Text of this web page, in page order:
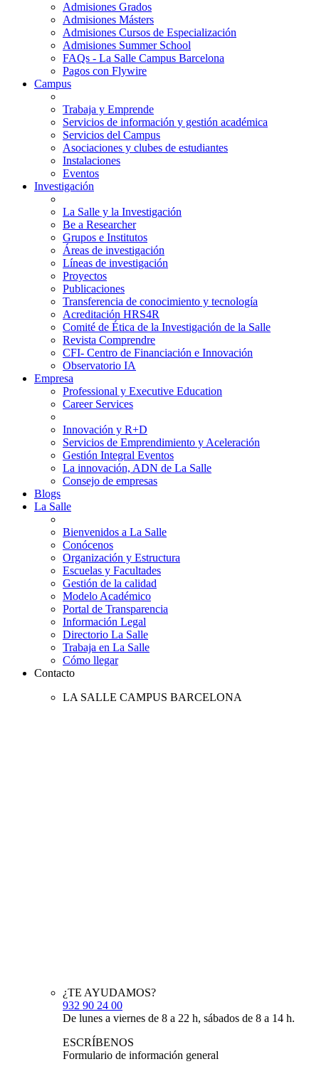
Admisiones Grados
Admisiones Másters
Admisiones Cursos de Especialización
Admisiones Summer School
FAQs - La Salle Campus Barcelona
Pagos con Flywire
Campus
Trabaja y Emprende
Servicios de información y gestión académica
Servicios del Campus
Asociaciones y clubes de estudiantes
Instalaciones
Eventos
Investigación
La Salle y la Investigación
Be a Researcher
Grupos e Institutos
Áreas de investigación
Líneas de investigación
Proyectos
Publicaciones
Transferencia de conocimiento y tecnología
Acreditación HRS4R
Comité de Ética de la Investigación de la Salle
Revista Comprendre
CFI- Centro de Financiación e Innovación
Observatorio IA
Empresa
Professional y Executive Education
Career Services
Innovación y R+D
Servicios de Emprendimiento y Aceleración
Gestión Integral Eventos
La innovación, ADN de La Salle
Consejo de empresas
Blogs
La Salle
Bienvenidos a La Salle
Conócenos
Organización y Estructura
Escuelas y Facultades
Gestión de la calidad
Modelo Académico
Portal de Transparencia
Información Legal
Directorio La Salle
Trabaja en La Salle
Cómo llegar
Contacto
LA SALLE CAMPUS BARCELONA
¿TE AYUDAMOS?
932 90 24 00
De lunes a viernes de 8 a 22 h, sábados de 8 a 14 h.
ESCRÍBENOS
Formulario de información general